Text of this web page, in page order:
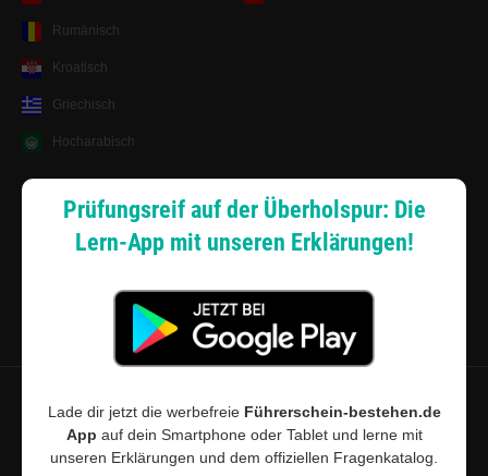
Prüfungsreif auf der Überholspur: Die
Lern-App mit unseren Erklärungen!
Lade dir jetzt die werbefreie Führerschein-bestehen.de
App auf dein Smartphone oder Tablet und lerne mit
unseren Erklärungen und dem offiziellen Fragenkatalog.
Rumänisch
Kroatisch
Griechisch
Hocharabisch
Lernsystem
Android App
· Impressum · Cookie-Einstellungen